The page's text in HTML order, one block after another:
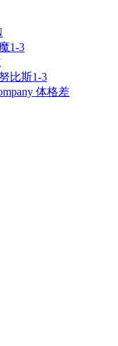
1-3
比斯1-3
体格差